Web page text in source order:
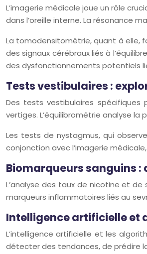
L’imagerie médicale joue un rôle
dans l’oreille interne. La résonance
La tomodensitométrie, quant à elle,
des signaux cérébraux liés à
des dysfonctionnements potentiels
Tests vestibulaires :
Des tests vestibulaires spécifiques
vertiges. L’équilibrométrie analyse
Les tests de nystagmus, qui
conjonction avec l’imagerie
Biomarqueurs sanguins :
L’analyse des taux de nicotine et
marqueurs inflammatoires liés au
Intelligence artificielle et
L’intelligence artificielle et les
détecter des tendances, de prédire